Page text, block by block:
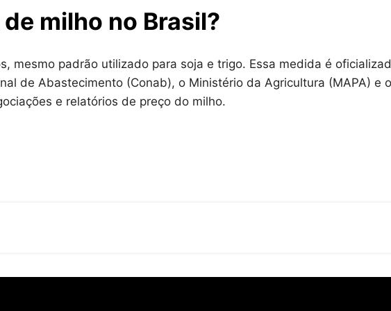
milho no Brasil?
mesmo padrão utilizado para soja e trigo. Essa medida é
de Abastecimento (Conab), o Ministério da Agricultura (MAPA) e o
e relatórios de preço do milho.